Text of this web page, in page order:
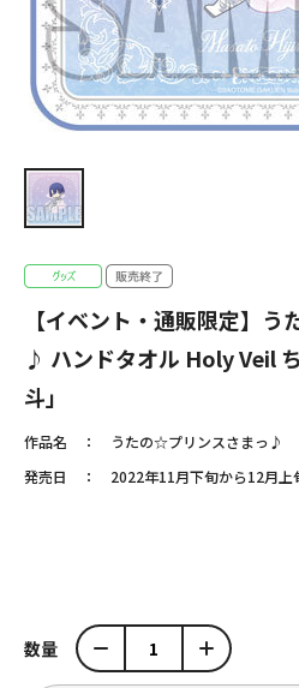
【イベント・通販限定】
♪ ハンドタオル Holy Veil
斗」
作品名
うたの☆プリンスさまっ♪
発売日
2022年11月下旬から12月上
数量